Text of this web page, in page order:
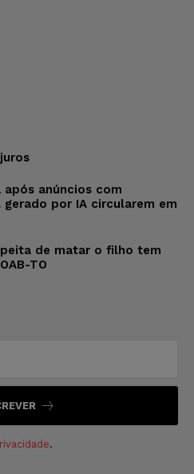
anúncios com
por IA circularem em
de matar o filho tem
TO
.